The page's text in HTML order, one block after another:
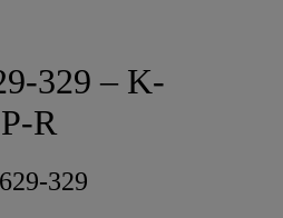
329 – K-
R
329